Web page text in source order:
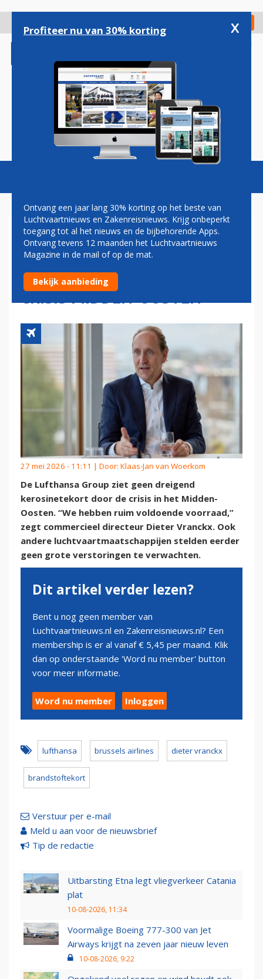
gaan
Check in
Magazine Podcasts Vacatures
TOPMAN LUFTHANSA: GEEN
SPRAKE VAN DREIGEND
BRANDSTOFTEKORT DOOR
CRISIS MIDDEN-OOSTEN
27 mei 2026 - 11:11 | Door: Klaas-Jan van Woerkom
De Lufthansa Group ziet geen dreigend
kerosinetekort door de crisis in het Midden-
Oosten. “We hebben ruim voldoende voorraad,”
zegt commercieel directeur Dieter Vranckx. Ook
andere luchtvaartmaatschappijen stelden eerder
geen grote verstoringen te verwachten.
Dit artikel verder lezen?
Bent u nog geen member van
Luchtvaartnieuws.nl en Zakenreisnieuws.nl? Een
membership is er al vanaf € 5,45 per maand. Klik
dan op onderstaande 'Word nu member' button
voor meer informatie.
Word nu member Inloggen
lufthansa brussels airlines dieter vranckx
brandstoftekort
Verstuur per e-mail
Meld u aan voor de nieuwsbrief
Tip de redactie
Uitbarsting Etna legt vliegverkeer Catania
plat
10-08-2026, 11:34
Voormalige Boeing 777-300 van Jet
Airways krijgt na zeven jaar nieuw leven
10-08-2026, 9:22
Profiteer nu van 30% korting x
Ontvang een jaar lang 30% korting op het beste van
Luchtvaartnieuws en Zakenreisnieuws. Krijg onbeperkt
toegang tot al het nieuws en de bijbehorende Apps.
Ontvang tevens 12 maanden het Luchtvaartnieuws
Magazine in de mail of op de mat.
Bekijk aanbieding